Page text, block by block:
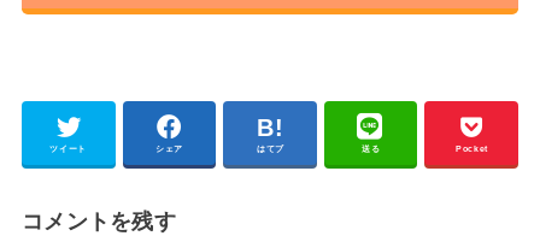
ツイート シェア はてブ 送る Pocket
コメントを残す